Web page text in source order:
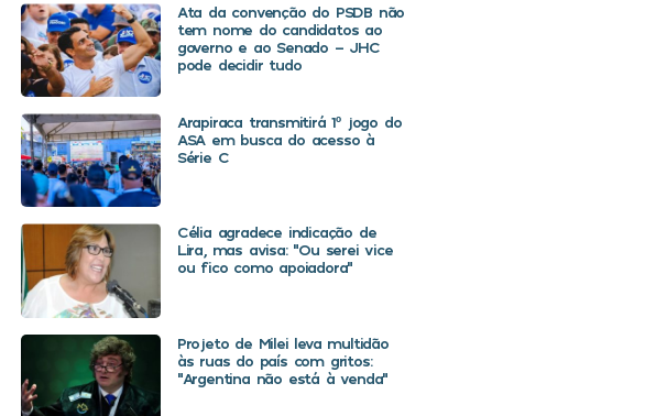
Ata da convenção do PSDB não
tem nome do candidatos ao
governo e ao Senado – JHC
pode decidir tudo
Arapiraca transmitirá 1º jogo do
ASA em busca do acesso à
Série C
Célia agradece indicação de
Lira, mas avisa: “Ou serei vice
ou fico como apoiadora”
Projeto de Milei leva multidão
às ruas do país com gritos:
“Argentina não está à venda”